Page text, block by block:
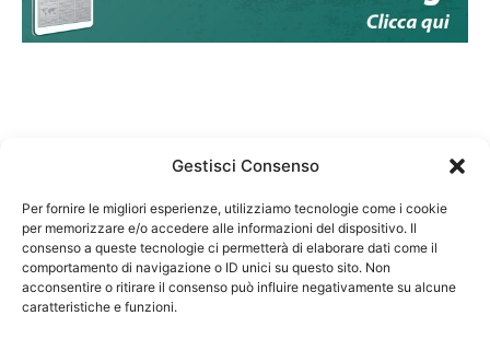
Gestisci Consenso
Per fornire le migliori esperienze, utilizziamo tecnologie come i cookie
per memorizzare e/o accedere alle informazioni del dispositivo. Il
consenso a queste tecnologie ci permetterà di elaborare dati come il
comportamento di navigazione o ID unici su questo sito. Non
acconsentire o ritirare il consenso può influire negativamente su alcune
caratteristiche e funzioni.
Federazione Nazionale Degli Ordini dei Biologi:
codice fiscale 80069130583
Responsabile sito internet www.fnob.it: Vincenzo